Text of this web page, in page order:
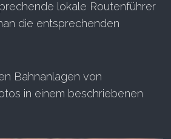
lokale Routenführer
die entsprechenden
Bahnanlagen von
in einem beschriebenen